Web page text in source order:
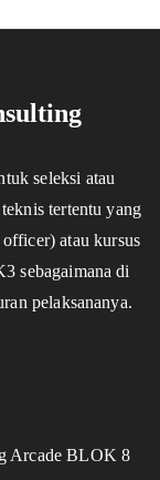
seleksi atau
tertentu yang
atau kursus
sebagaimana di
pelaksananya.
Arcade BLOK 8